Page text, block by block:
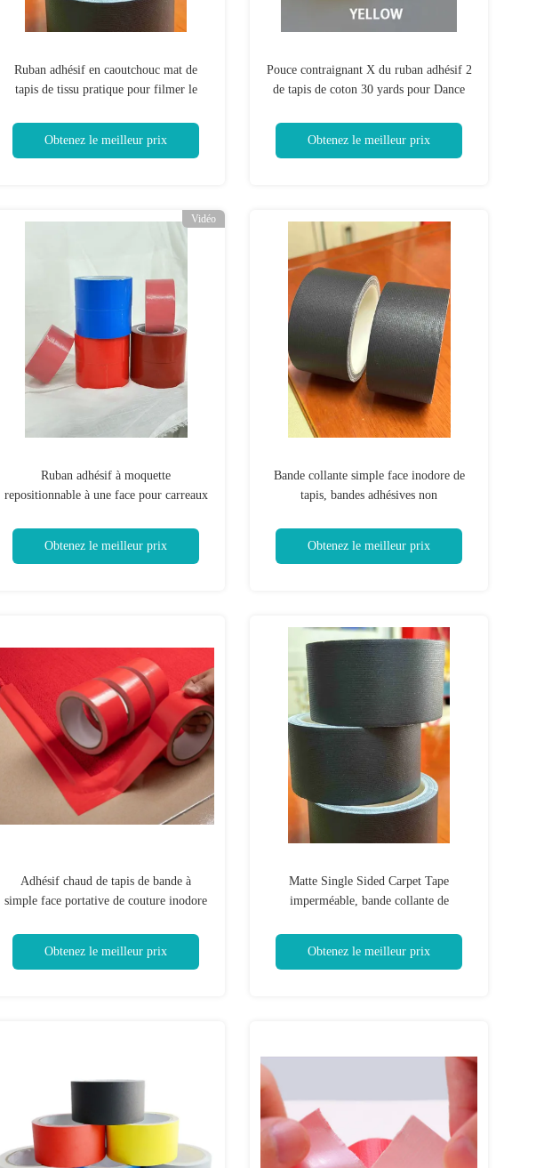
Ruban adhésif en caoutchouc mat de
tapis de tissu pratique pour filmer le
Obtenez le meilleur prix
Pouce contraignant X du ruban adhésif 2
de tapis de coton 30 yards pour Dance
Obtenez le meilleur prix
Vidéo
Ruban adhésif à moquette
repositionnable à une face pour carreaux
Obtenez le meilleur prix
Bande collante simple face inodore de
tapis, bandes adhésives non
Obtenez le meilleur prix
Adhésif chaud de tapis de bande à
simple face portative de couture inodore
Obtenez le meilleur prix
Matte Single Sided Carpet Tape
imperméable, bande collante de
Obtenez le meilleur prix